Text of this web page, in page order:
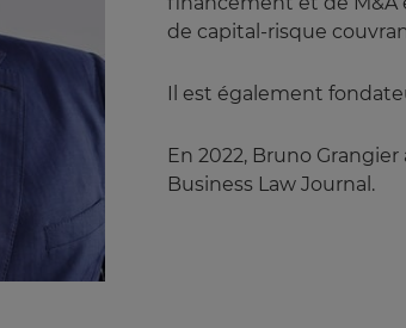
de capital-risque
Il est également
En 2022, Bruno
Business Law Journal.